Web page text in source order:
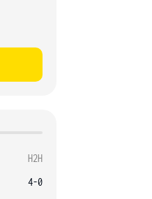
H2H
4-0